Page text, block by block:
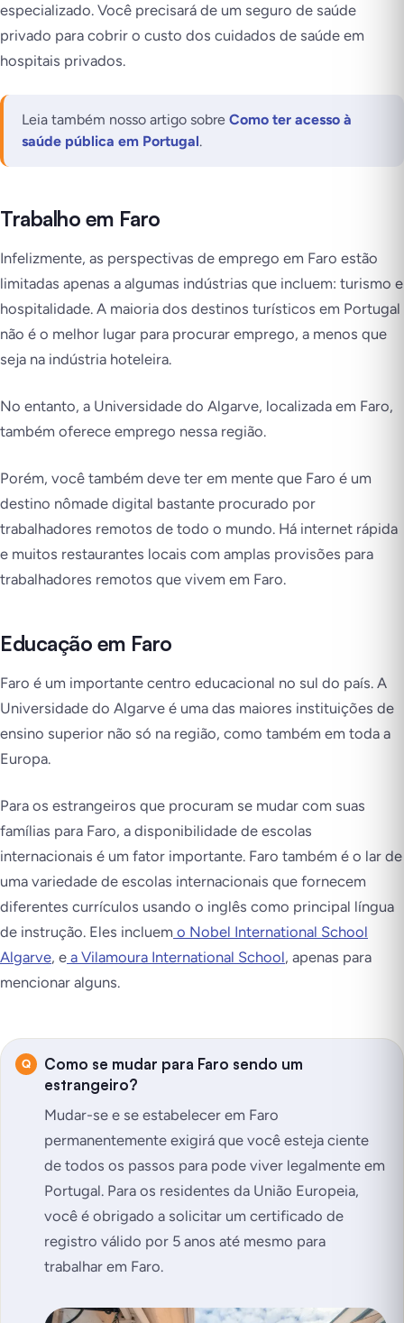
especializado. Você precisará de um seguro de saúde
privado para cobrir o custo dos cuidados de saúde em
hospitais privados.
Leia também nosso artigo sobre Como ter acesso à
saúde pública em Portugal.
Trabalho em Faro
Infelizmente, as perspectivas de emprego em Faro estão
limitadas apenas a algumas indústrias que incluem: turismo e
hospitalidade. A maioria dos destinos turísticos em Portugal
não é o melhor lugar para procurar emprego, a menos que
seja na indústria hoteleira.
No entanto, a Universidade do Algarve, localizada em Faro,
também oferece emprego nessa região.
Porém, você também deve ter em mente que Faro é um
destino nômade digital bastante procurado por
trabalhadores remotos de todo o mundo. Há internet rápida
e muitos restaurantes locais com amplas provisões para
trabalhadores remotos que vivem em Faro.
Educação em Faro
Faro é um importante centro educacional no sul do país. A
Universidade do Algarve é uma das maiores instituições de
ensino superior não só na região, como também em toda a
Europa.
Para os estrangeiros que procuram se mudar com suas
famílias para Faro, a disponibilidade de escolas
internacionais é um fator importante. Faro também é o lar de
uma variedade de escolas internacionais que fornecem
diferentes currículos usando o inglês como principal língua
de instrução. Eles incluem o Nobel International School
Algarve, e a Vilamoura International School, apenas para
mencionar alguns.
Como se mudar para Faro sendo um
estrangeiro?
Mudar-se e se estabelecer em Faro
permanentemente exigirá que você esteja ciente
de todos os passos para pode viver legalmente em
Portugal. Para os residentes da União Europeia,
você é obrigado a solicitar um certificado de
registro válido por 5 anos até mesmo para
trabalhar em Faro.